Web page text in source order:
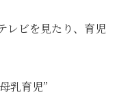
レビを見たり、育児
乳育児”